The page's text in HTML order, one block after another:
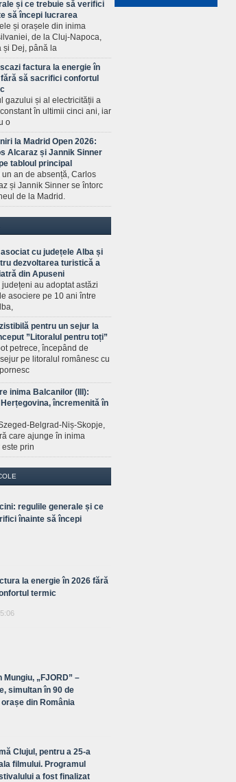
și ce trebuie să verifici
să începi lucrarea
și orașele din inima
de la Cluj-Napoca,
și Dej, până la
factura la energie în
să sacrifici confortul
gazului și al electricității a
în ultimii cinci ani, iar
o
la Madrid Open 2026:
Alcaraz și Jannik Sinner
tabloul principal
un an de absență, Carlos
și Jannik Sinner se întorc
de la Madrid.
cu județele Alba și
dezvoltarea turistică a
din Apuseni
au adoptat astăzi
asociere pe 10 ani între
pentru un sejur la
”Litoralul pentru toți”
petrece, începând de
pe litoralul românesc cu
inima Balcanilor (III):
încremenită în
Belgrad-Niș-Skopje,
care ajunge în inima
este prin
regulile generale și ce
înainte să începi
la energie în 2026 fără
termic
Mungiu, „FJORD” –
simultan în 90 de
din România
Clujul, pentru a 25-a
filmului. Programul
a fost finalizat